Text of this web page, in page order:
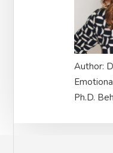
Author:
Ph.D.